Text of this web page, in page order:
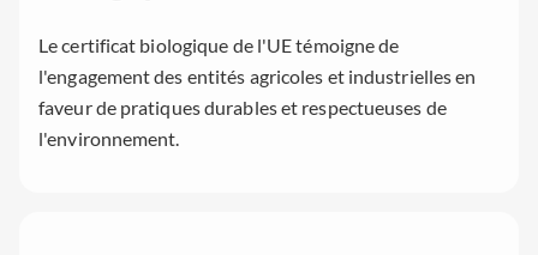
Le certificat biologique de l'UE témoigne de
l'engagement des entités agricoles et industrielles en
faveur de pratiques durables et respectueuses de
l'environnement.